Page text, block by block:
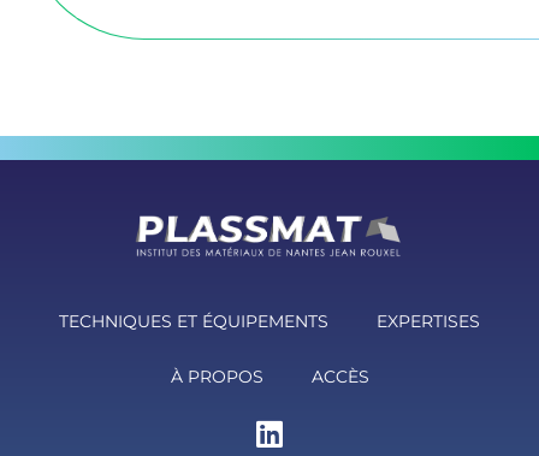
TECHNIQUES ET ÉQUIPEMENTS EXPERTISES
À PROPOS ACCÈS